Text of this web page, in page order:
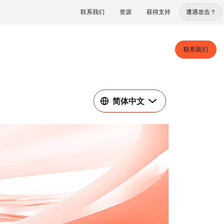
联系我们 资源 获得支持 遭遇攻击？
联系我们
简体中文